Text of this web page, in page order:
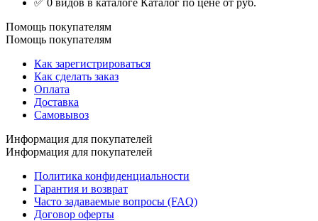
Помощь покупателям
Помощь покупателям
Как зарегистрироваться
Как сделать заказ
Оплата
Доставка
Самовывоз
Информация для покупателей
Информация для покупателей
Политика конфиденциальности
Гарантия и возврат
Часто задаваемые вопросы (FAQ)
Договор оферты